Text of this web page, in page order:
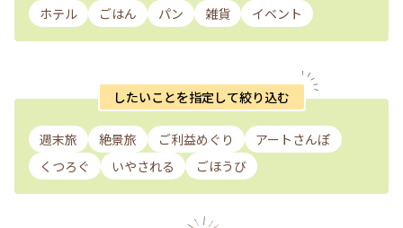
ホテル
ごはん パン 雑貨 イベント
したいことを指定して絞り込む
週末旅 絶景旅 ご利益めぐり
アートさんぽ
くつろぐ
いやされる ごほうび